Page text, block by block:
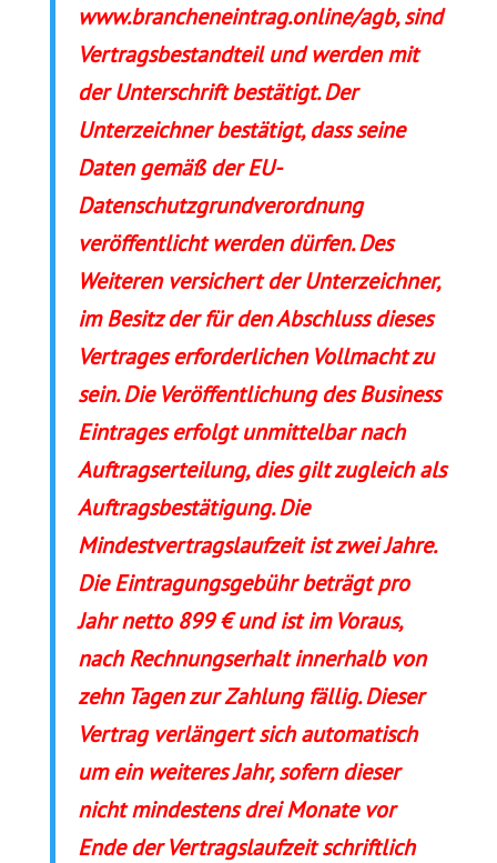
www.brancheneintrag.online/agb, sind
Vertragsbestandteil und werden mit
der Unterschrift bestätigt. Der
Unterzeichner bestätigt, dass seine
Daten gemäß der EU-
Datenschutzgrundverordnung
veröffentlicht werden dürfen. Des
Weiteren versichert der Unterzeichner,
im Besitz der für den Abschluss dieses
Vertrages erforderlichen Vollmacht zu
sein. Die Veröffentlichung des Business
Eintrages erfolgt unmittelbar nach
Auftragserteilung, dies gilt zugleich als
Auftragsbestätigung. Die
Mindestvertragslaufzeit ist zwei Jahre.
Die Eintragungsgebühr beträgt pro
Jahr netto 899 € und ist im Voraus,
nach Rechnungserhalt innerhalb von
zehn Tagen zur Zahlung fällig. Dieser
Vertrag verlängert sich automatisch
um ein weiteres Jahr, sofern dieser
nicht mindestens drei Monate vor
Ende der Vertragslaufzeit schriftlich